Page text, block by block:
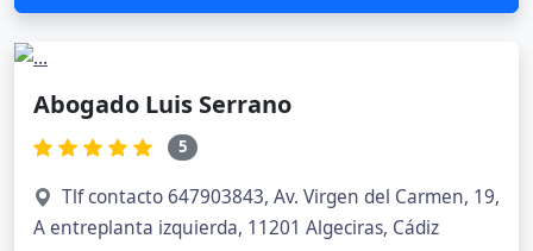
Abogado Luis Serrano
5
Tlf contacto 647903843, Av. Virgen del Carmen, 19,
A entreplanta izquierda, 11201 Algeciras, Cádiz